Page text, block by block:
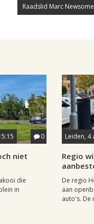
Raadslid Marc
0
niet
die
in
Leiden, 4
Regio
De regio
aan
auto's. De